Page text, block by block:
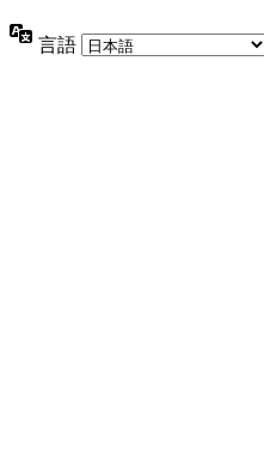
言語